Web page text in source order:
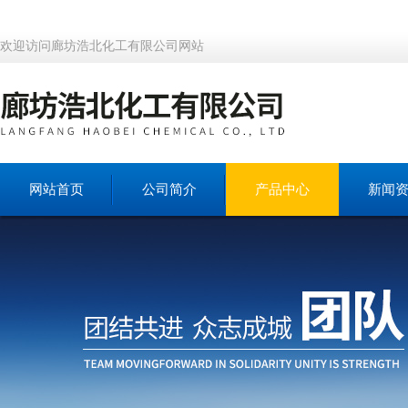
欢迎访问廊坊浩北化工有限公司网站
网站首页 公司简介 产品中心 新闻